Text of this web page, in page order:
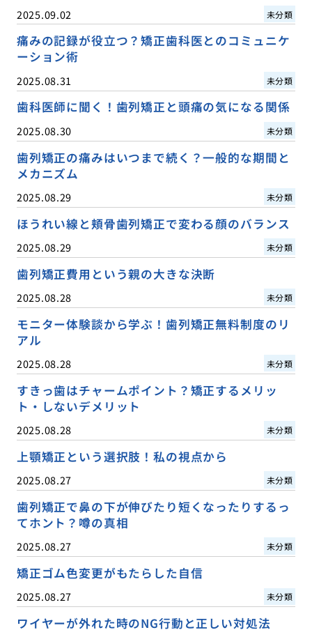
2025.09.02 未分類
痛みの記録が役立つ？矯正歯科医とのコミュニケ
ーション術
2025.08.31 未分類
歯科医師に聞く！歯列矯正と頭痛の気になる関係
2025.08.30 未分類
歯列矯正の痛みはいつまで続く？一般的な期間と
メカニズム
2025.08.29 未分類
ほうれい線と頬骨歯列矯正で変わる顔のバランス
2025.08.29 未分類
歯列矯正費用という親の大きな決断
2025.08.28 未分類
モニター体験談から学ぶ！歯列矯正無料制度のリ
アル
2025.08.28 未分類
すきっ歯はチャームポイント？矯正するメリッ
ト・しないデメリット
2025.08.28 未分類
上顎矯正という選択肢！私の視点から
2025.08.27 未分類
歯列矯正で鼻の下が伸びたり短くなったりするっ
てホント？噂の真相
2025.08.27 未分類
矯正ゴム色変更がもたらした自信
2025.08.27 未分類
ワイヤーが外れた時のNG行動と正しい対処法